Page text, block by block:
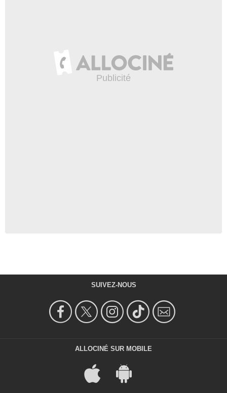
SUIVEZ-NOUS
ALLOCINÉ SUR MOBILE